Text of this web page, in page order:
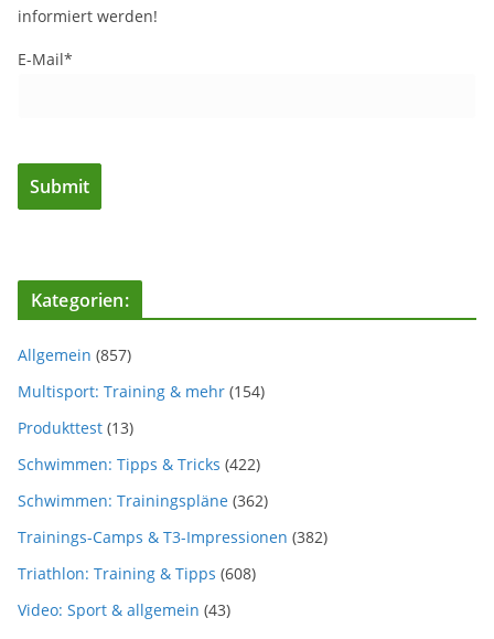
informiert werden!
E-Mail*
Kategorien:
Allgemein (857)
Multisport: Training & mehr (154)
Produkttest (13)
Schwimmen: Tipps & Tricks (422)
Schwimmen: Trainingspläne (362)
Trainings-Camps & T3-Impressionen (382)
Triathlon: Training & Tipps (608)
Video: Sport & allgemein (43)